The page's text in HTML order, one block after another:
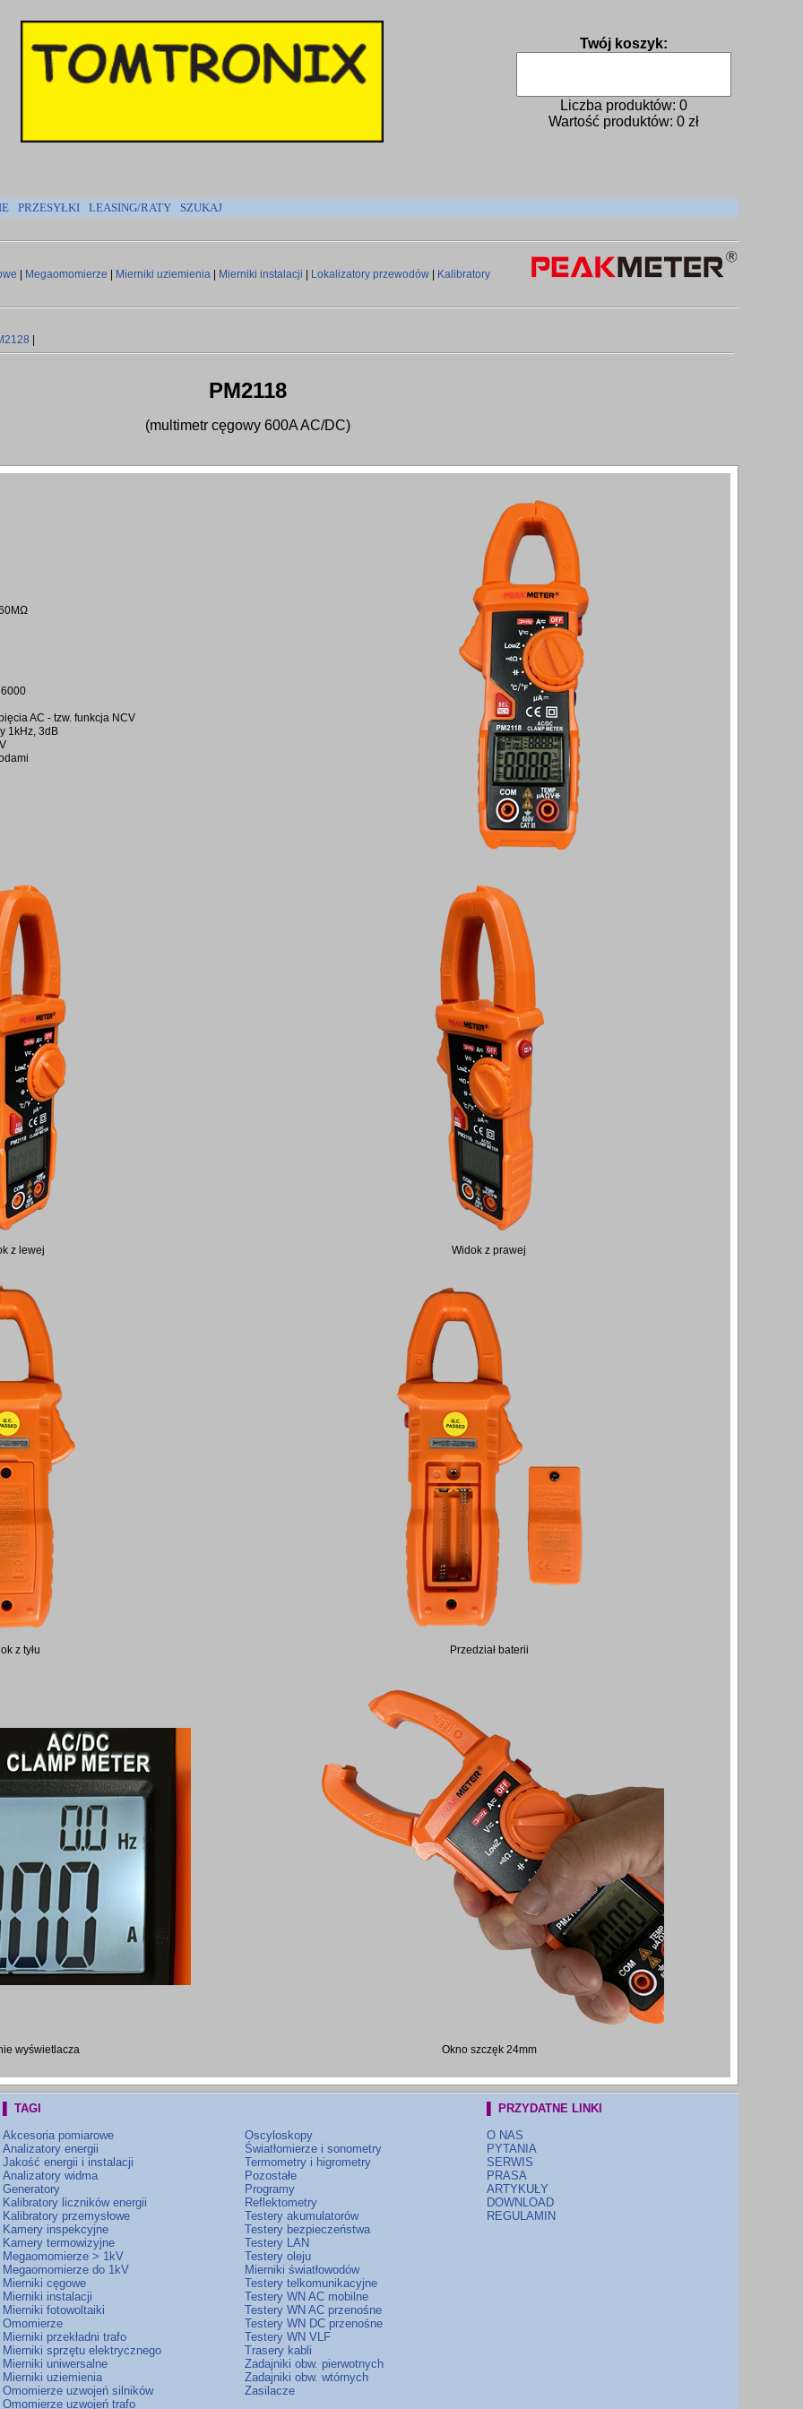
Twój koszyk:
Liczba produktów: 0
Wartość produktów: 0 zł
PRZESYŁKI LEASING/RATY SZUKAJ
Megaomomierze Mierniki uziemienia Mierniki instalacji Lokalizatory przewodów Kalibratory
PM2118
(multimetr cęgowy 600A AC/DC)
AC - tzw. funkcja NCV
1kHz, 3dB
z lewej Widok z prawej
z tyłu Przedział baterii
wyświetlacza Okno szczęk 24mm
▌ TAGI
Akcesoria pomiarowe
Analizatory energii
Jakość energii i instalacji
Analizatory widma
Generatory
Kalibratory liczników energii
Kalibratory przemysłowe
Kamery inspekcyjne
Kamery termowizyjne
Megaomomierze > 1kV
Megaomomierze do 1kV
Mierniki cęgowe
Mierniki instalacji
Mierniki fotowoltaiki
Omomierze
Mierniki przekładni trafo
Mierniki sprzętu elektrycznego
Mierniki uniwersalne
Mierniki uziemienia
Omomierze uzwojeń silników
Omomierze uzwojeń trafo
Oscyloskopy
Światłomierze i sonometry
Termometry i higrometry
Pozostałe
Programy
Reflektometry
Testery akumulatorów
Testery bezpieczeństwa
Testery LAN
Testery oleju
Mierniki światłowodów
Testery telkomunikacyjne
Testery WN AC mobilne
Testery WN AC przenośne
Testery WN DC przenośne
Testery WN VLF
Trasery kabli
Zadajniki obw. pierwotnych
Zadajniki obw. wtórnych
Zasilacze
▌ PRZYDATNE LINKI
O NAS
PYTANIA
SERWIS
PRASA
ARTYKUŁY
DOWNLOAD
REGULAMIN